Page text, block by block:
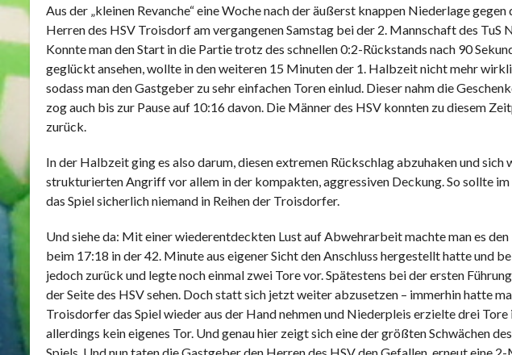
Aus der „kleinen Revanche“ eine Woche nach der äußerst knappen Niederlage
Herren des HSV Troisdorf am vergangenen Samstag bei der 2. Mannschaft des TuS
Konnte man den Start in die Partie trotz des schnellen 0:2-Rückstands nach 90
geglückt ansehen, wollte in den weiteren 15 Minuten der 1. Halbzeit nicht mehr
sodass man den Gastgeber zu sehr einfachen Toren einlud. Dieser nahm die
zog auch bis zur Pause auf 10:16 davon. Die Männer des HSV konnten zu diesem
zurück.
In der Halbzeit ging es also darum, diesen extremen Rückschlag abzuhaken und
strukturierten Angriff vor allem in der kompakten, aggressiven Deckung. So sollte
das Spiel sicherlich niemand in Reihen der Troisdorfer.
Und siehe da: Mit einer wiederentdeckten Lust auf Abwehrarbeit machte man es
beim 17:18 in der 42. Minute aus eigener Sicht den Anschluss hergestellt hatte
jedoch zurück und legte noch einmal zwei Tore vor. Spätestens bei der ersten
der Seite des HSV sehen. Doch statt sich jetzt weiter abzusetzen – immerhin hatte
Troisdorfer das Spiel wieder aus der Hand nehmen und Niederpleis erzielte drei
allerdings kein eigenes Tor. Und genau hier zeigt sich eine der größten Schwächen